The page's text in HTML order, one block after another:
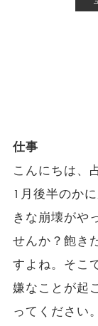
仕事
こんにちは、
1月後半のか
きな崩壊がや
せんか？飽き
すよね。そこ
嫌なことが起
ってください